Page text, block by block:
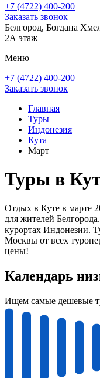
+7 (4722) 400-200
Заказать звонок
Белгород, Богдана
2А этаж
Меню
+7 (4722) 400-200
Заказать звонок
Главная
Туры
Индонезия
Кута
Март
Туры в
Отдых в Куте в марте
для жителей
курортах Индонезии.
Москвы от всех
цены!
Календарь
Ищем самые дешевые